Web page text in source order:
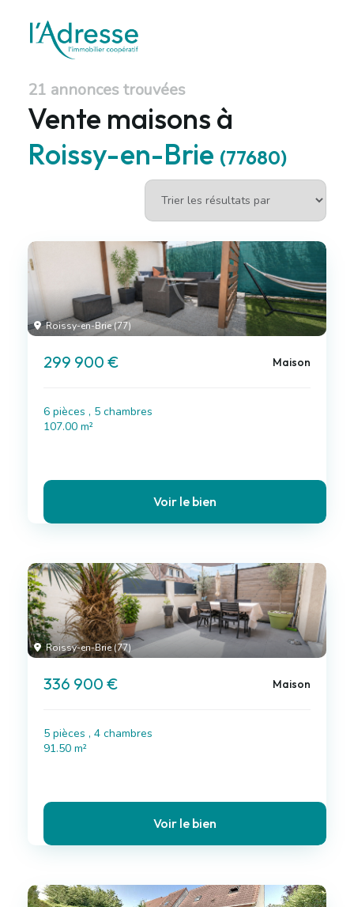
21 annonces trouvées
Vente maisons à
Roissy-en-Brie (77680)
Roissy-en-Brie (77)
299 900 € Maison
6 pièces , 5 chambres
107.00 m²
Voir le bien
Roissy-en-Brie (77)
336 900 € Maison
5 pièces , 4 chambres
91.50 m²
Voir le bien